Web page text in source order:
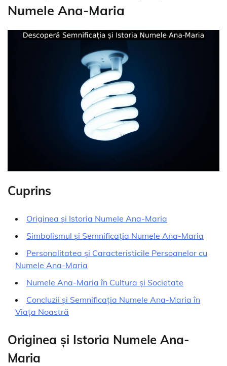
Numele Ana-Maria
Cuprins
Originea și Istoria Numele Ana-Maria
Simbolismul și Semnificația Numele Ana-Maria
Personalitatea și Caracteristicile Persoanelor cu
Numele Ana-Maria
Numele Ana-Maria în Cultura și Societate
Concluzii și Semnificația Numele Ana-Maria în
Viața Noastră
Originea și Istoria Numele Ana-
Maria